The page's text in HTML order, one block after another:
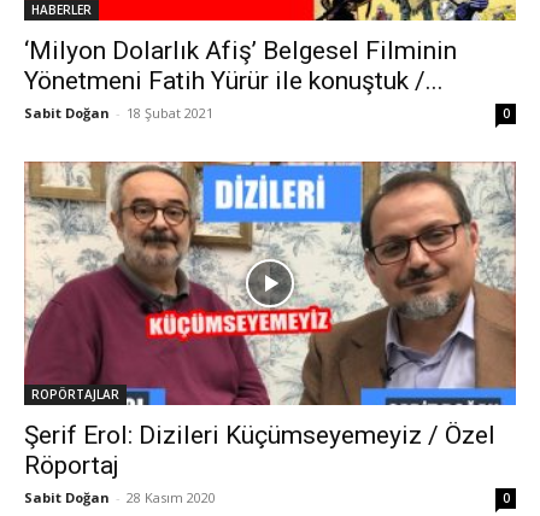
HABERLER
‘Milyon Dolarlık Afiş’ Belgesel Filminin
Yönetmeni Fatih Yürür ile konuştuk /...
Sabit Doğan - 18 Şubat 2021 0
ROPÖRTAJLAR
Şerif Erol: Dizileri Küçümseyemeyiz / Özel
Röportaj
Sabit Doğan - 28 Kasım 2020 0